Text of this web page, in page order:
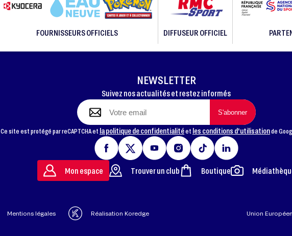
FOURNISSEURS OFFICIELS DIFFUSEUR OFFICIEL
NEWSLETTER
Suivez nos actualités et restez informés
Ce site est protégé par reCAPTCHA et la politique de confidentialitéet les conditions d'utilisationde
Mon espace Trouver un club Boutique
Mentions légales Réalisation Koredge Union